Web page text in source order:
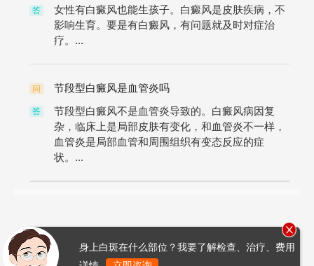
答
女性有白癜风也能生孩子。白癜风是皮肤疾病，不
影响生育。要是有白癜风，有问题就及时对症治
疗。...
问 节段型白癜风是血管炎吗
答
节段型白癜风不是血管炎导致的。白癜风病因复
杂，临床上是局部皮肤有变化，和血管炎不一样，
血管炎是局部血管和周围组织有变态反应的症
状。...
身上白斑在什么部位？我要了解检查、治疗、费用